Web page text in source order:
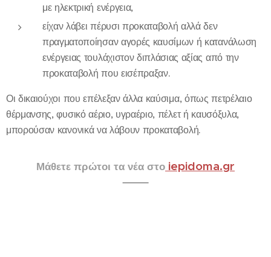
με ηλεκτρική ενέργεια,
είχαν λάβει πέρυσι προκαταβολή αλλά δεν
πραγματοποίησαν αγορές καυσίμων ή κατανάλωση
ενέργειας τουλάχιστον διπλάσιας αξίας από την
προκαταβολή που εισέπραξαν.
Οι δικαιούχοι που επέλεξαν άλλα καύσιμα, όπως πετρέλαιο
θέρμανσης, φυσικό αέριο, υγραέριο, πέλετ ή καυσόξυλα,
μπορούσαν κανονικά να λάβουν προκαταβολή.
Μάθετε πρώτοι τα νέα στο iepidoma.gr